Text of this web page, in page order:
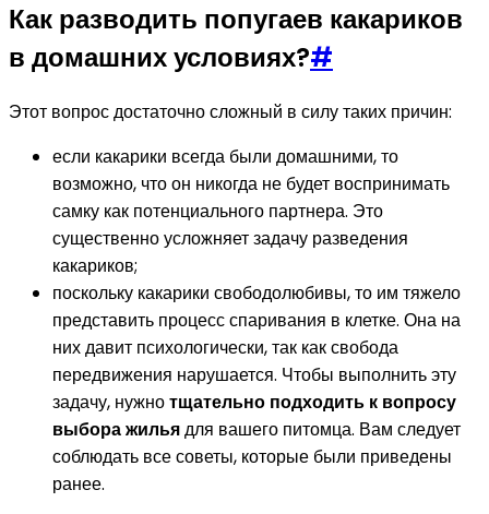
Как разводить попугаев какариков
в домашних условиях?#
Этот вопрос достаточно сложный в силу таких причин:
если какарики всегда были домашними, то
возможно, что он никогда не будет воспринимать
самку как потенциального партнера. Это
существенно усложняет задачу разведения
какариков;
поскольку какарики свободолюбивы, то им тяжело
представить процесс спаривания в клетке. Она на
них давит психологически, так как свобода
передвижения нарушается. Чтобы выполнить эту
задачу, нужнотщательно подходить к вопросу
выбора жильядля вашего питомца. Вам следует
соблюдать все советы, которые были приведены
ранее.